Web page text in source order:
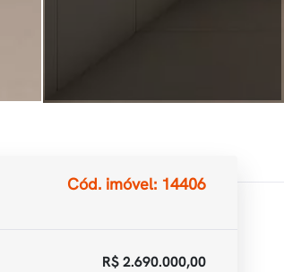
Cód. imóvel: 14406
R$ 2.690.000,00